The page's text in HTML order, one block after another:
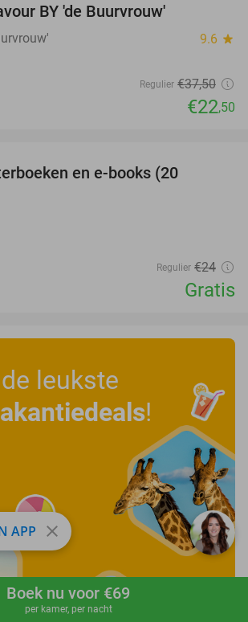
Boek nu
Boek nu voor €69
per kamer, per nacht
BY 'de Buurvrouw'
9.6 star
Regulier €37,50
€22,50
en e-books (20
Regulier €24
Gratis
leukste
!
APP close